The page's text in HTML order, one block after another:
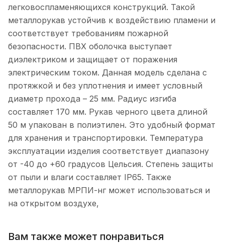
легковоспламеняющихся конструкций. Такой
металлорукав устойчив к воздействию пламени и
соответствует требованиям пожарной
безопасности. ПВХ оболочка выступает
диэлектриком и защищает от поражения
электрическим током. Данная модель сделана с
протяжкой и без уплотнения и имеет условный
диаметр прохода – 25 мм. Радиус изгиба
составляет 170 мм. Рукав черного цвета длиной
50 м упакован в полиэтилен. Это удобный формат
для хранения и транспортировки. Температура
эксплуатации изделия соответствует диапазону
от -40 до +60 градусов Цельсия. Степень защиты
от пыли и влаги составляет IP65. Также
металлорукав МРПИ-нг может использоваться и
на открытом воздухе,
Вам также может понравиться